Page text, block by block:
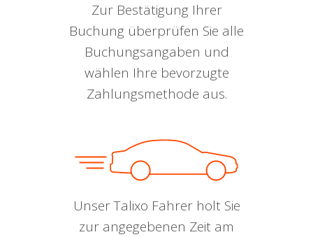
Zur Bestätigung Ihrer
Buchung überprüfen Sie alle
Buchungsangaben und
wählen Ihre bevorzugte
Zahlungsmethode aus.
Unser Talixo Fahrer holt Sie
zur angegebenen Zeit am